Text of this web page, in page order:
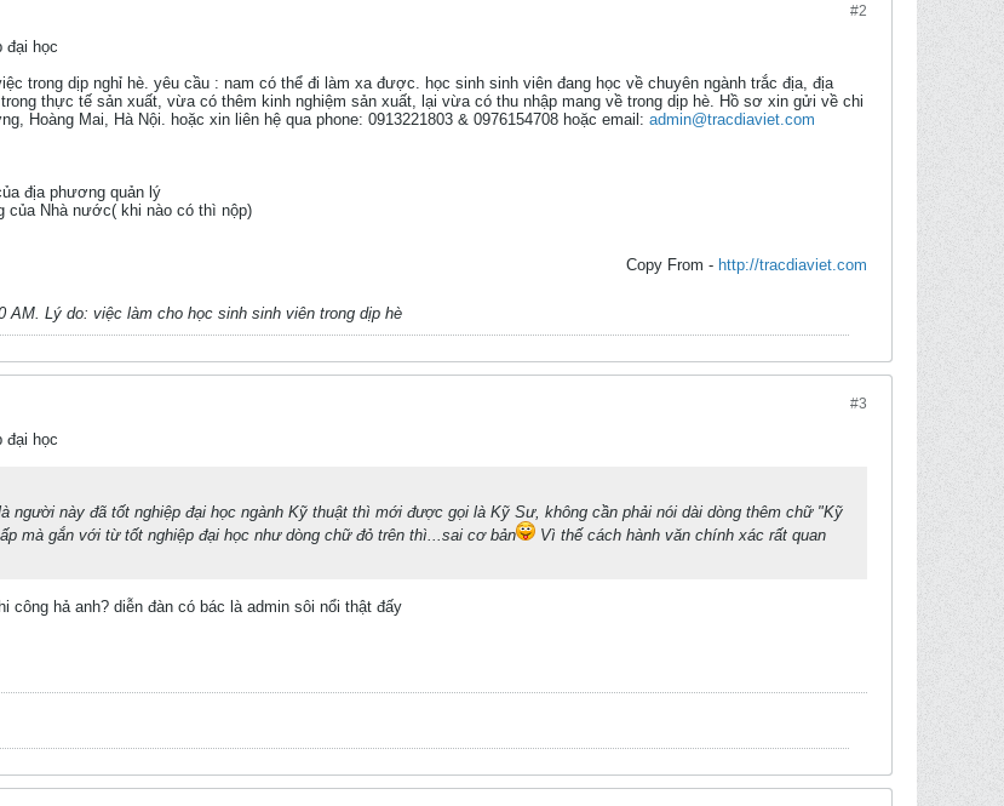
#2
đại học
trong dịp nghỉ hè. yêu cầu : nam có thể đi làm xa được. học sinh sinh viên đang học về chuyên ngành trắc địa, địa
thực tế sản xuất, vừa có thêm kinh nghiệm sản xuất, lại vừa có thu nhập mang về trong dịp hè. Hồ sơ xin gửi về chi
Hoàng Mai, Hà Nội. hoặc xin liên hệ qua phone: 0913221803 & 0976154708 hoặc email: admin@tracdiaviet.com
địa phương quản lý
của Nhà nước( khi nào có thì nộp)
Copy From - http://tracdiaviet.com
AM. Lý do: việc làm cho học sinh sinh viên trong dịp hè
#3
đại học
người này đã tốt nghiệp đại học ngành Kỹ thuật thì mới được gọi là Kỹ Sư, không cần phải nói dài dòng thêm chữ "Kỹ
mà gắn với từ tốt nghiệp đại học như dòng chữ đỏ trên thì...sai cơ bản
Vì thế cách hành văn chính xác rất quan
công hả anh? diễn đàn có bác là admin sôi nổi thật đấy